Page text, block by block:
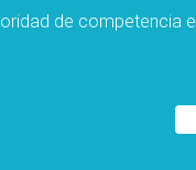
de competencia